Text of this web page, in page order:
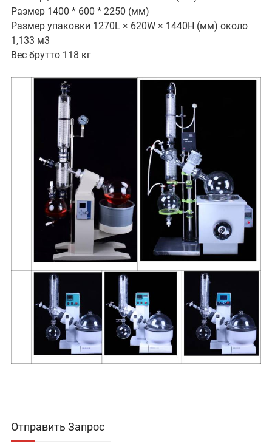
Размер 1400 * 600 * 2250 (мм)
Размер упаковки 1270L × 620W × 1440H (мм) около
1,133 м3
Вес брутто 118 кг
Отправить Запрос